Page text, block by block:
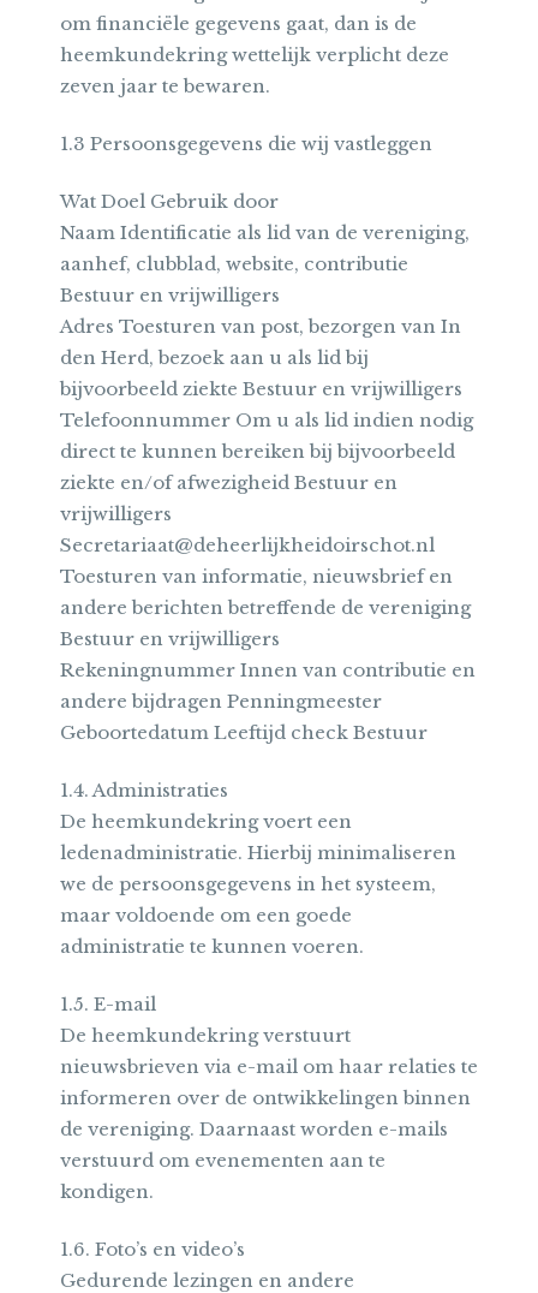
om financiële gegevens gaat, dan is de
heemkundekring wettelijk verplicht deze
zeven jaar te bewaren.
1.3 Persoonsgegevens die wij vastleggen
Wat Doel Gebruik door
Naam Identificatie als lid van de vereniging,
aanhef, clubblad, website, contributie
Bestuur en vrijwilligers
Adres Toesturen van post, bezorgen van In
den Herd, bezoek aan u als lid bij
bijvoorbeeld ziekte Bestuur en vrijwilligers
Telefoonnummer Om u als lid indien nodig
direct te kunnen bereiken bij bijvoorbeeld
ziekte en/of afwezigheid Bestuur en
vrijwilligers
Secretariaat@deheerlijkheidoirschot.nl
Toesturen van informatie, nieuwsbrief en
andere berichten betreffende de vereniging
Bestuur en vrijwilligers
Rekeningnummer Innen van contributie en
andere bijdragen Penningmeester
Geboortedatum Leeftijd check Bestuur
1.4. Administraties
De heemkundekring voert een
ledenadministratie. Hierbij minimaliseren
we de persoonsgegevens in het systeem,
maar voldoende om een goede
administratie te kunnen voeren.
1.5. E-mail
De heemkundekring verstuurt
nieuwsbrieven via e-mail om haar relaties te
informeren over de ontwikkelingen binnen
de vereniging. Daarnaast worden e-mails
verstuurd om evenementen aan te
kondigen.
1.6. Foto’s en video’s
Gedurende lezingen en andere